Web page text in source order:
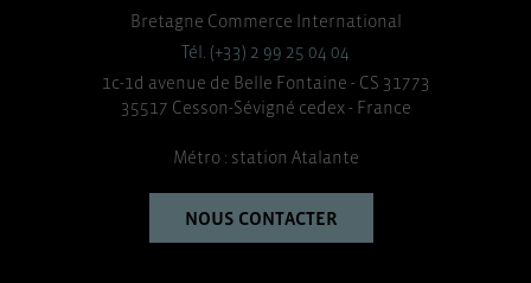
Bretagne Commerce International
Tél. (+33) 2 99 25 04 04
1c-1d avenue de Belle Fontaine - CS 31773
35517 Cesson-Sévigné cedex - France
Métro : station Atalante
NOUS CONTACTER